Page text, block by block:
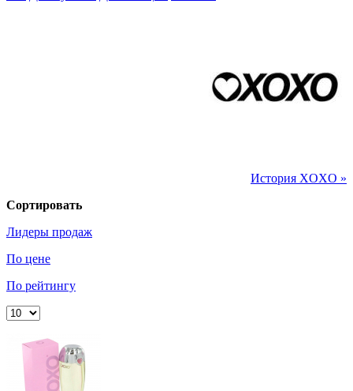
История XOXO »
Сортировать
Лидеры продаж
По цене
По рейтингу